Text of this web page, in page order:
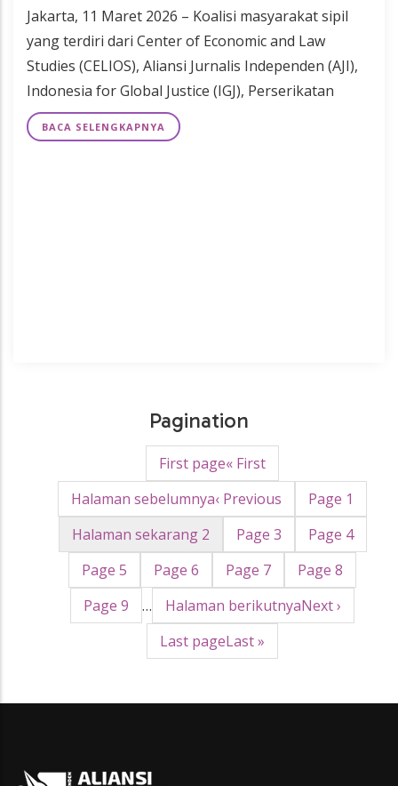
Jakarta, 11 Maret 2026 – Koalisi masyarakat sipil
yang terdiri dari Center of Economic and Law
Studies (CELIOS), Aliansi Jurnalis Independen (AJI),
Indonesia for Global Justice (IGJ), Perserikatan
BACA SELENGKAPNYA
Pagination
First page« First
Halaman sebelumnya‹ Previous Page 1
Halaman sekarang 2 Page 3 Page 4
Page 5 Page 6 Page 7 Page 8
Page 9 … Halaman berikutnyaNext ›
Last pageLast »